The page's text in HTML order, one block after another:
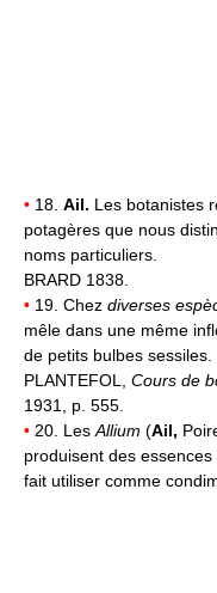
• 18. Ail. Les botanistes
potagères que nous
noms particuliers.
BRARD 1838.
• 19. Chez diverses
mêle dans une même
de petits bulbes sessiles.
PLANTEFOL, Cours de
1931, p. 555.
• 20. Les Allium (Ail,
produisent des
fait utiliser comme